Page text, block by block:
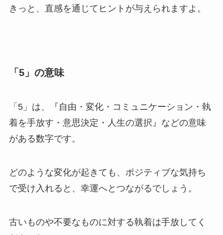
きっと、直感を通じてヒントが与えられますよ。
「5」の意味
「5」は、『自由・変化・コミュニケーション・執
着を手放す・意思決定・人生の選択』などの意味
がある数字です。
どのような変化が起きても、ポジティブな気持ち
で受け入れると、幸運へとつながるでしょう。
古いものや不要なものに対する執着は手放してく